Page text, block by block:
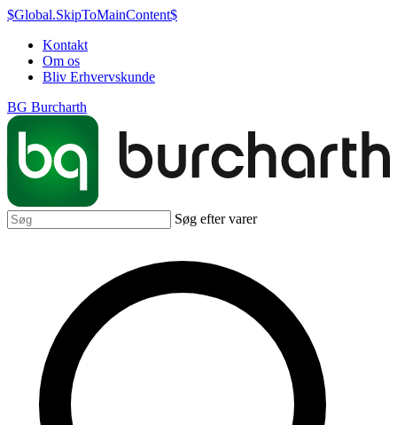
$Global.SkipToMainContent$
Kontakt
Om os
Bliv Erhvervskunde
BG Burcharth
Søg efter varer